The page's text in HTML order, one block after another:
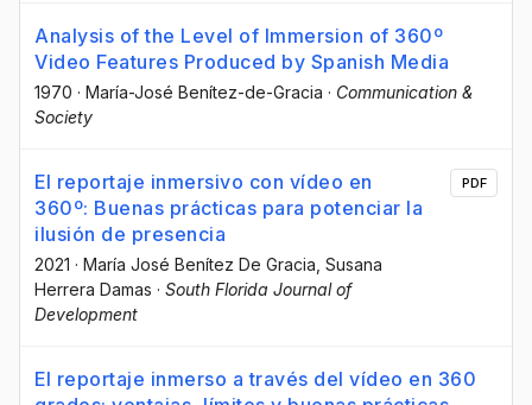
Analysis of the Level of Immersion of 360º
Video Features Produced by Spanish Media
1970 · María-José Benítez-de-Gracia · Communication &
Society
El reportaje inmersivo con vídeo en
360º: Buenas prácticas para potenciar la
ilusión de presencia
2021 · María José Benítez De Gracia , Susana
Herrera Damas · South Florida Journal of
Development
PDF
El reportaje inmerso a través del vídeo en 360